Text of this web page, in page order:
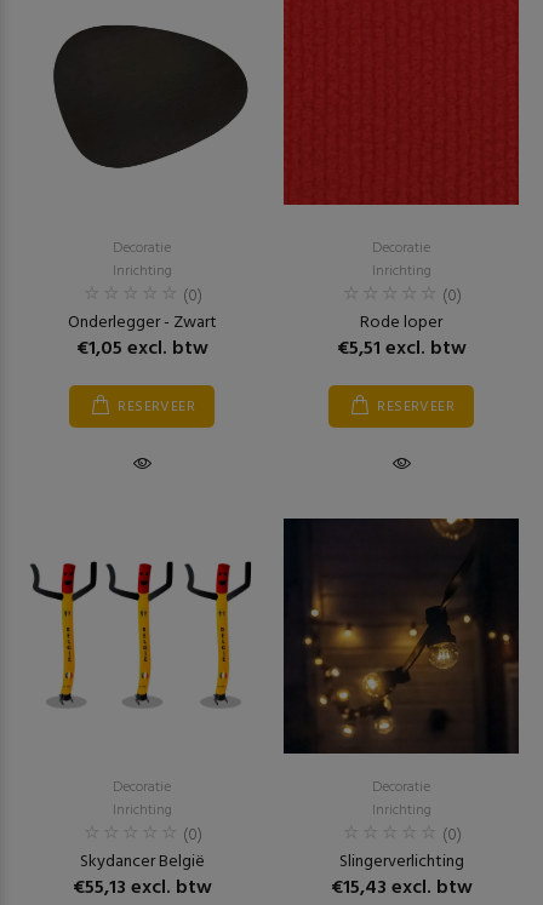
Decoratie
Inrichting
(0)
Onderlegger - Zwart
€1,05 excl. btw
RESERVEER
Decoratie
Inrichting
(0)
Rode loper
€5,51 excl. btw
RESERVEER
Decoratie
Inrichting
(0)
Skydancer België
€55,13 excl. btw
Decoratie
Inrichting
(0)
Slingerverlichting
€15,43 excl. btw